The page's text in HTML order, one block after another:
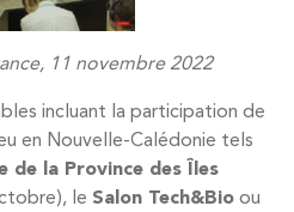
11 novembre 2022
incluant la participation de
en Nouvelle-Calédonie tels
de la Province des Îles
le Salon Tech&Bio ou